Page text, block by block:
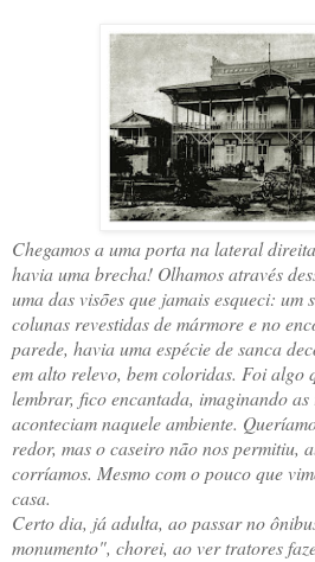
Chegamos a uma porta na lateral
havia uma brecha! Olhamos através
uma das visões que jamais esqueci: um
colunas revestidas de mármore e no
parede, havia uma espécie de sanca
em alto relevo, bem coloridas. Foi algo
lembrar, fico encantada, imaginando as
aconteciam naquele ambiente.
redor, mas o caseiro não nos permitiu,
corríamos. Mesmo com o pouco que
casa.
Certo dia, já adulta, ao passar no
monumento", chorei, ao ver tratores